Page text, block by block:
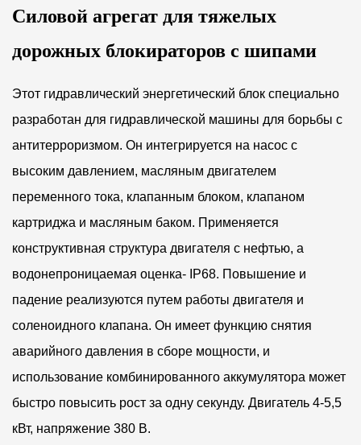
Силовой агрегат для тяжелых
дорожных блокираторов с шипами
Этот гидравлический энергетический блок специально
разработан для гидравлической машины для борьбы с
антитерроризмом. Он интегрируется на насос с
высоким давлением, масляным двигателем
переменного тока, клапанным блоком, клапаном
картриджа и масляным баком. Применяется
конструктивная структура двигателя с нефтью, а
водонепроницаемая оценка- IP68. Повышение и
падение реализуются путем работы двигателя и
соленоидного клапана. Он имеет функцию снятия
аварийного давления в сборе мощности, и
использование комбинированного аккумулятора может
быстро повысить рост за одну секунду. Двигатель 4-5,5
кВт, напряжение 380 В.